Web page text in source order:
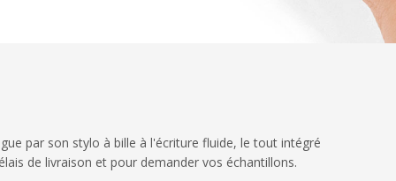
par son stylo à bille à l'écriture fluide, le tout intégré
de livraison et pour demander vos échantillons.